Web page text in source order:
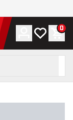
Account
La mia0